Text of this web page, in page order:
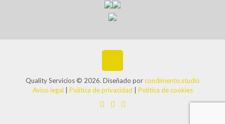
Quality Servicios © 2026. Diseñado porcondimento.studio
Aviso legal
Política de privacidad Política de cookies